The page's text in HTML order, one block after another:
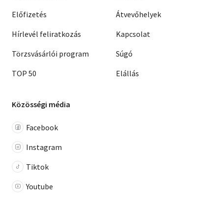
Előfizetés
Hírlevél feliratkozás
Törzsvásárlói program
TOP 50
Átvevőhelyek
Kapcsolat
Súgó
Elállás
Közösségi média
Facebook
Instagram
Tiktok
Youtube